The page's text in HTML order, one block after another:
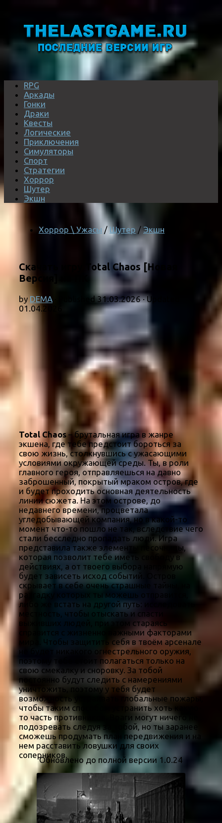
RPG
Аркады
Гонки
Драки
Квесты
Логические
Приключения
Симуляторы
Спорт
Стратегии
Хоррор
Шутер
Экшн
Хоррор \ Ужасы / Шутер / Экшн
Скачать игру Total Chaos [Новая
Версия] на ПК
by DEMA · Published31.03.2026· Updated
01.04.2026
Total Chaos– брутальная игра в жанре
экшена, где тебе предстоит бороться за
свою жизнь, столкнувшись с ужасающими
условиями окружающей среды. Ты, в роли
главного героя, отправляешься на давно
заброшенный, покрытый мраком остров, где
и будет проходить основная деятельность
линии сюжета. На этом острове, до
недавнего времени, процветала
угледобывающей компания, но в какой-то
момент что-то пошло не так, вследствие чего
стали бесследно пропадать люди. Игра
представила также элементы песочницы,
которая позволит тебе иметь свободу в
действиях, а от твоего выбора напрямую
будет зависеть исход событий. Остров
скрывает в себе очень страшные тайны, на
разгадку которых ты можешь отправится,
либо же встать на другой путь: исследовать
местность, чтобы отыскать и спасти
выживших людей, при этом стараясь
справится с жизненно важными факторами
мира. Чтобы защитить себя в твоём арсенале
не будет никакого огнестрельного оружия,
поэтому тебе стоит полагаться только на
свою смекалку и сноровку. За тобой
постоянно будут следить с намерениями
уничтожить, поэтому у тебя будет
возможность устраивать глобальные пожары,
чтобы таким способом устранить хоть какую-
то часть противников. Враги могут ничего не
подозревать следуя за тобой, но ты заранее
сможешь продумать план передвижения и на
нем расставить ловушки для своих
соперников.
Обновлено до полной версии 1.0.24